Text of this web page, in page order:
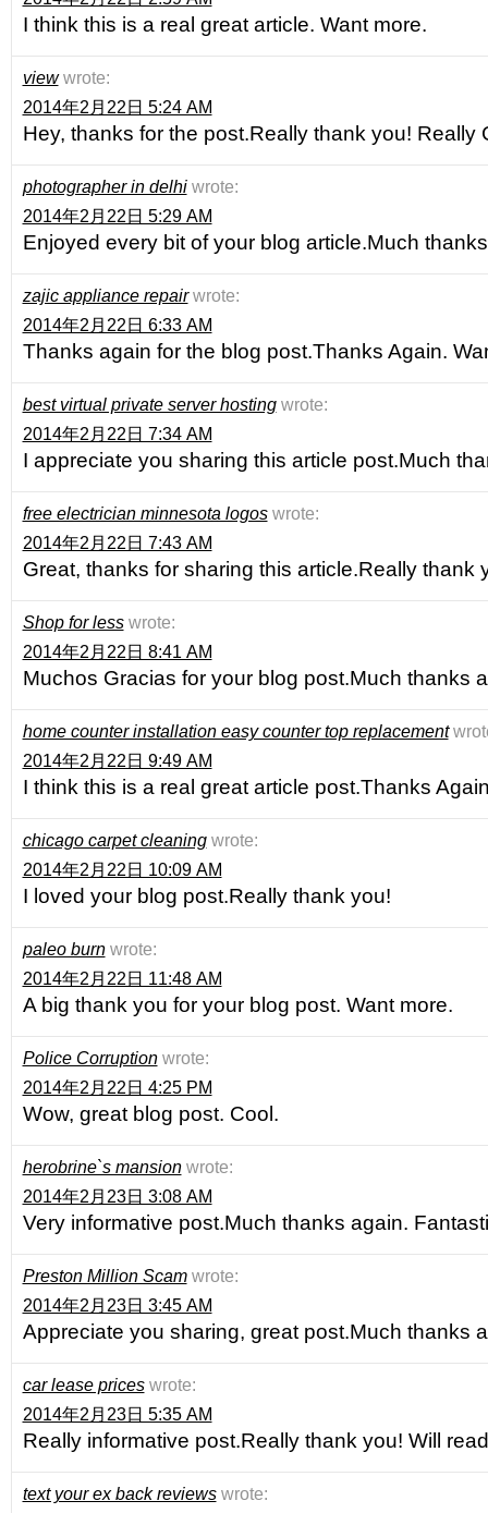
I think this is a real great article. Want more.
view wrote:
2014年2月22日 5:24 AM
Hey, thanks for the post.Really thank you! Really
photographer in delhi wrote:
2014年2月22日 5:29 AM
Enjoyed every bit of your blog article.Much
zajic appliance repair wrote:
2014年2月22日 6:33 AM
Thanks again for the blog post.Thanks Again.
best virtual private server hosting wrote:
2014年2月22日 7:34 AM
I appreciate you sharing this article post.Much
free electrician minnesota logos wrote:
2014年2月22日 7:43 AM
Great, thanks for sharing this article.Really
Shop for less wrote:
2014年2月22日 8:41 AM
Muchos Gracias for your blog post.Much thanks
home counter installation easy counter top replacement
2014年2月22日 9:49 AM
I think this is a real great article post.Thanks
chicago carpet cleaning wrote:
2014年2月22日 10:09 AM
I loved your blog post.Really thank you!
paleo burn wrote:
2014年2月22日 11:48 AM
A big thank you for your blog post. Want more.
Police Corruption wrote:
2014年2月22日 4:25 PM
Wow, great blog post. Cool.
herobrine`s mansion wrote:
2014年2月23日 3:08 AM
Very informative post.Much thanks again.
Preston Million Scam wrote:
2014年2月23日 3:45 AM
Appreciate you sharing, great post.Much thanks
car lease prices wrote:
2014年2月23日 5:35 AM
Really informative post.Really thank you! Will
text your ex back reviews wrote: